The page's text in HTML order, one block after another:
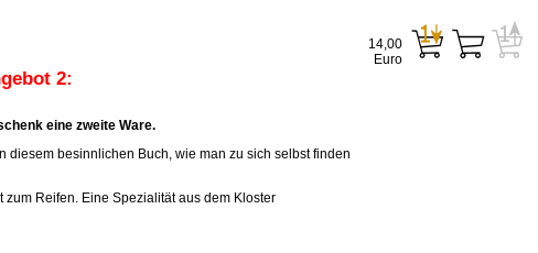
2:
eine zweite Ware.
diesem besinnlichen Buch, wie man zu sich selbst finden
zum Reifen. Eine Spezialität aus dem Kloster
14,00
Euro